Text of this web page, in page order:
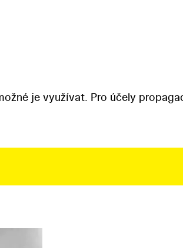
je využívat. Pro účely